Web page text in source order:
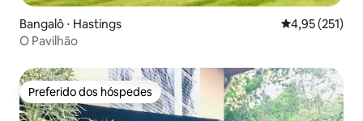
Bangalô ⋅ Hastings 4,95 de uma
4,95 (251)
O Pavilhão
Preferido dos hóspedes
Preferido dos hóspedes